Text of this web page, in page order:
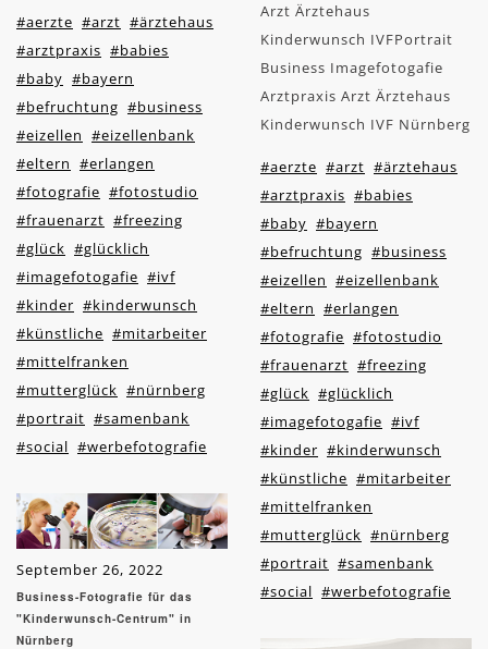
#aerzte #arzt #ärztehaus
#arztpraxis #babies
#baby #bayern
#befruchtung #business
#eizellen #eizellenbank
#eltern #erlangen
#fotografie #fotostudio
#frauenarzt #freezing
#glück #glücklich
#imagefotogafie #ivf
#kinder #kinderwunsch
#künstliche #mitarbeiter
#mittelfranken
#mutterglück #nürnberg
#portrait #samenbank
#social #werbefotografie
September 26, 2022
Business-Fotografie für das
"Kinderwunsch-Centrum" in
Nürnberg
Arzt Ärztehaus
Kinderwunsch IVFPortrait
Business Imagefotogafie
Arztpraxis Arzt Ärztehaus
Kinderwunsch IVF Nürnberg
#aerzte #arzt #ärztehaus
#arztpraxis #babies
#baby #bayern
#befruchtung #business
#eizellen #eizellenbank
#eltern #erlangen
#fotografie #fotostudio
#frauenarzt #freezing
#glück #glücklich
#imagefotogafie #ivf
#kinder #kinderwunsch
#künstliche #mitarbeiter
#mittelfranken
#mutterglück #nürnberg
#portrait #samenbank
#social #werbefotografie